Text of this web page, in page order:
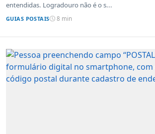
entendidas. Logradouro não é o s...
GUIAS POSTAIS 8 min